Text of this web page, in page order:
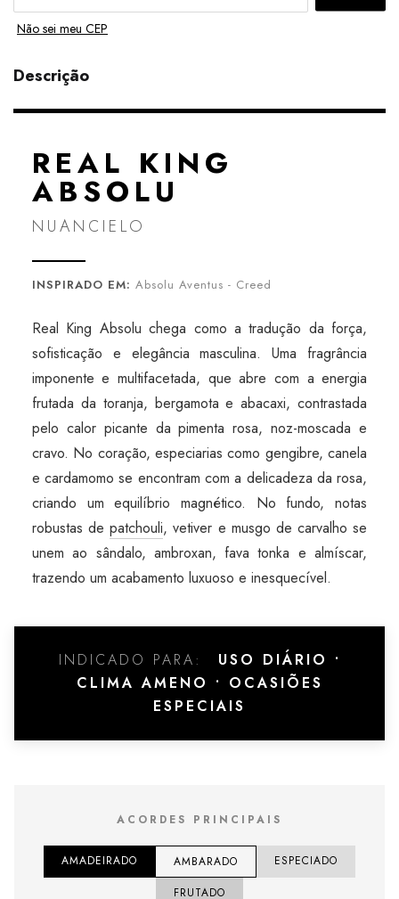
Não sei meu CEP
Descrição
REAL KING
ABSOLU
NUANCIELO
INSPIRADO EM: Absolu Aventus - Creed
Real King Absolu chega como a tradução da força,
sofisticação e elegância masculina. Uma fragrância
imponente e multifacetada, que abre com a energia
frutada da toranja, bergamota e abacaxi, contrastada
pelo calor picante da pimenta rosa, noz-moscada e
cravo. No coração, especiarias como gengibre, canela
e cardamomo se encontram com a delicadeza da rosa,
criando um equilíbrio magnético. No fundo, notas
robustas depatchouli, vetiver e musgo de carvalho se
unem ao sândalo, ambroxan, fava tonka e almíscar,
trazendo um acabamento luxuoso e inesquecível.
INDICADO PARA:
USO DIÁRIO •
CLIMA AMENO • OCASIÕES
ESPECIAIS
ACORDES PRINCIPAIS
AMADEIRADO AMBARADO
ESPECIADO
FRUTADO